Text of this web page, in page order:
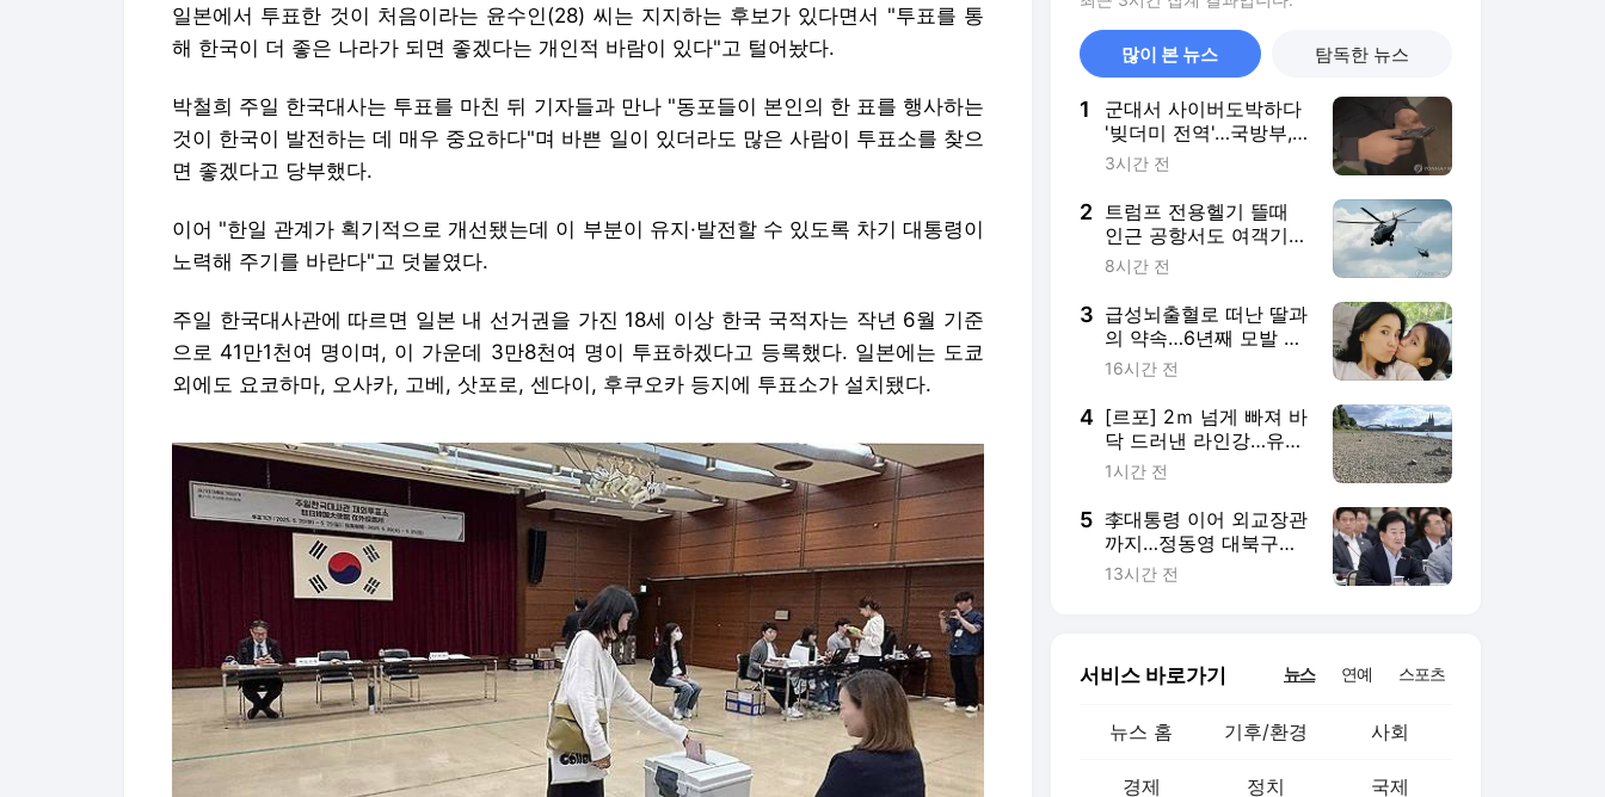
일본에서 투표한 것이 처음이라는 윤수인(28) 씨는 지지하는 후보가 있다면서 "투표를 통
해 한국이 더 좋은 나라가 되면 좋겠다는 개인적 바람이 있다"고 털어놨다.
박철희 주일 한국대사는 투표를 마친 뒤 기자들과 만나 "동포들이 본인의 한 표를 행사하는
것이 한국이 발전하는 데 매우 중요하다"며 바쁜 일이 있더라도 많은 사람이 투표소를 찾으
면 좋겠다고 당부했다.
이어 "한일 관계가 획기적으로 개선됐는데 이 부분이 유지·발전할 수 있도록 차기 대통령이
노력해 주기를 바란다"고 덧붙였다.
주일 한국대사관에 따르면 일본 내 선거권을 가진 18세 이상 한국 국적자는 작년 6월 기준
으로 41만1천여 명이며, 이 가운데 3만8천여 명이 투표하겠다고 등록했다. 일본에는 도쿄
외에도 요코하마, 오사카, 고베, 삿포로, 센다이, 후쿠오카 등지에 투표소가 설치됐다.
많이 본 뉴스 탐독한 뉴스
1
군대서 사이버도박하다
'빚더미 전역'…국방부,
자진신고제 검토
3시간 전
2 트럼프 전용헬기 뜰때
인근 공항서도 여객기
이륙…아찔한 순간
8시간 전
3 급성뇌출혈로 떠난 딸과
의 약속…6년째 모발 기
부하는 경찰관
16시간 전
4 [르포] 2ｍ 넘게 빠져 바
닥 드러낸 라인강…유럽
의 대동맥이 말랐다
1시간 전
5 李대통령 이어 외교장관
까지…정동영 대북구상
에 힘빠지나(종합)
13시간 전
서비스 바로가기 뉴스 연예 스포츠
뉴스 홈 기후/환경 사회
경제 정치 국제